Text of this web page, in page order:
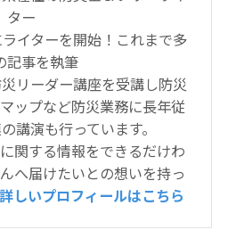
ター
イターを開始！これまで多
記事を執筆
リーダー講座を受講し防災
ップなど防災業務に長年従
講演も行っています。
関する情報をできるだけわ
へ届けたいとの想いを持っ
詳しいプロフィールはこちら